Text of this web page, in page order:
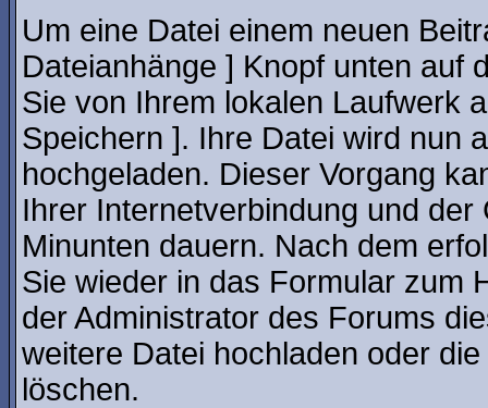
Um eine Datei einem neuen
Dateianhänge ] Knopf unten auf
Sie von Ihrem lokalen Laufwerk
Speichern ]. Ihre Datei wird nun
hochgeladen. Dieser Vorgang
Ihrer Internetverbindung und
Minunten dauern. Nach dem
Sie wieder in das Formular zum
der Administrator des Forums
weitere Datei hochladen oder
löschen.